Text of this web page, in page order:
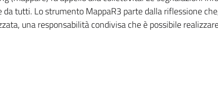
tutti. Lo strumento MappaR3 parte dalla riflessione
una responsabilità condivisa che è possibile